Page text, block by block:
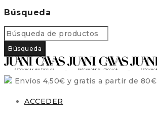
Búsqueda
Envíos 4,50€ y gratis a partir de 80€
ACCEDER